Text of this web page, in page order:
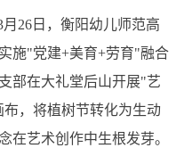
26日，衡阳幼儿师范高
施"党建+美育+劳育"融合
部在大礼堂后山开展"艺
，将植树节转化为生动
在艺术创作中生根发芽。